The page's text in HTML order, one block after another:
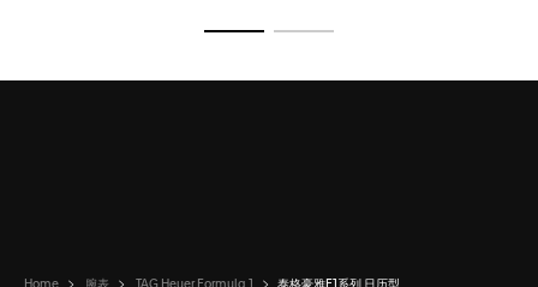
Home 腕表 TAG Heuer Formula 1 泰格豪雅F1系列 日历型